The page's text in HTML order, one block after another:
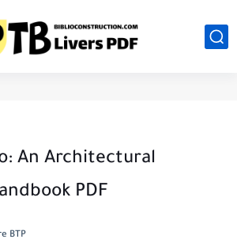
An Architectural
PDF
BTP